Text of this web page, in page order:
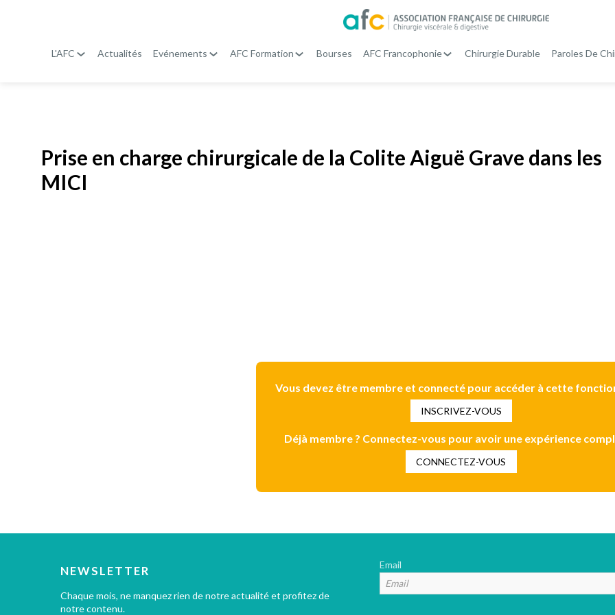
L'AFC Actualités Evénements AFC Formation Bourses AFC Francophonie Chirurgie Durable Paroles De
Prise en charge chirurgicale de la Colite Aiguë Grave dans les
MICI
Vous devez être membre et connecté pour accéder à cette
INSCRIVEZ-VOUS
Déjà membre ? Connectez-vous pour avoir une expérience
CONNECTEZ-VOUS
NEWSLETTER
Chaque mois, ne manquez rien de notre actualité et profitez de
notre contenu.
Email